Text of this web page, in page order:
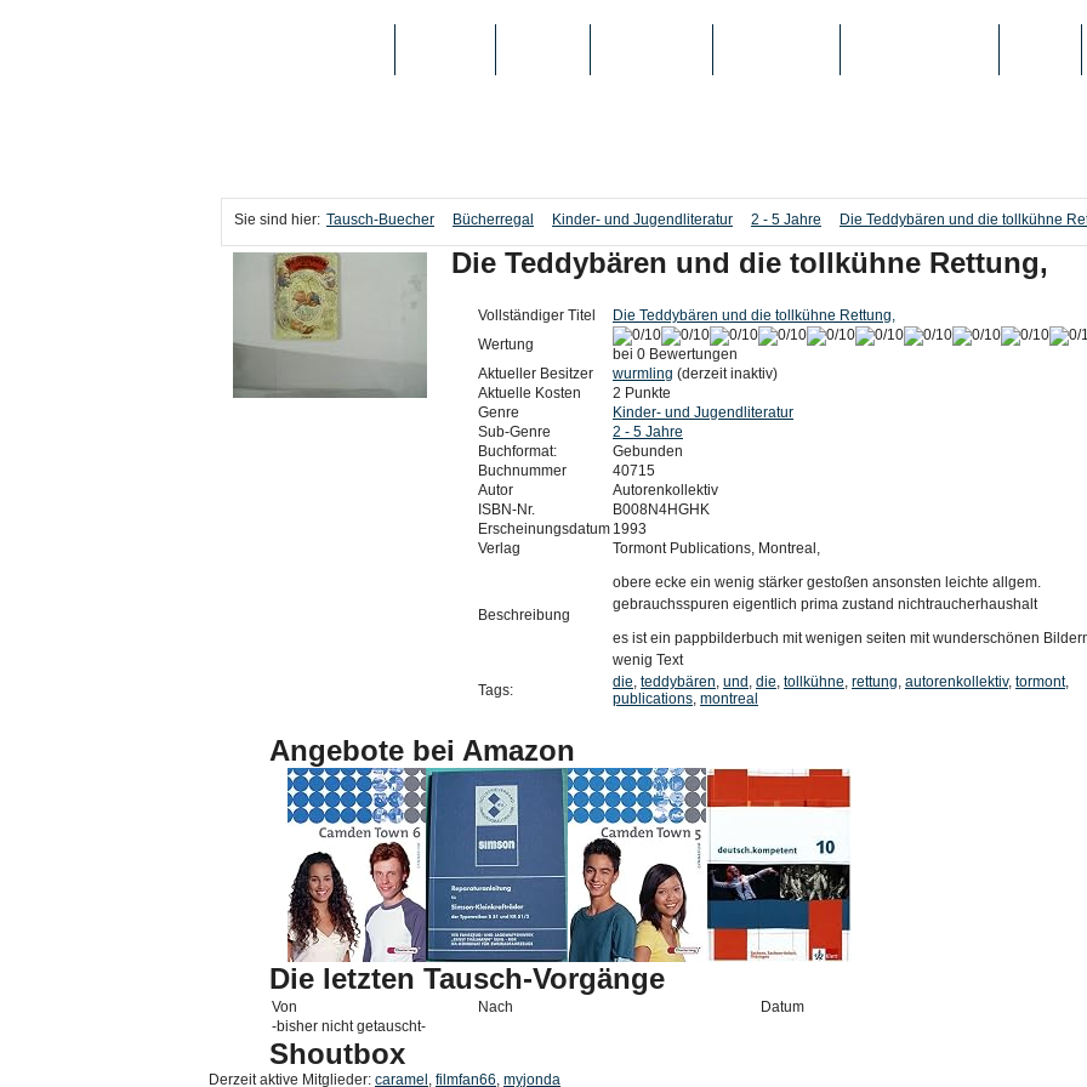
Sie sind hier: Tausch-Buecher Bücherregal Kinder- und Jugendliteratur 2 - 5 Jahre Die Teddybären und die tollkühne
Die Teddybären und die tollkühne Rettung,
Vollständiger Titel
Die Teddybären und die tollkühne Rettung,
Wertung
bei 0 Bewertungen
Aktueller Besitzer
wurmling (derzeit inaktiv)
Aktuelle Kosten
2 Punkte
Genre
Kinder- und Jugendliteratur
Sub-Genre
2 - 5 Jahre
Buchformat:
Gebunden
Buchnummer
40715
Autor
Autorenkollektiv
ISBN-Nr.
B008N4HGHK
Erscheinungsdatum 1993
Verlag
Tormont Publications, Montreal,
Beschreibung
obere ecke ein wenig stärker gestoßen ansonsten leichte allgem.
gebrauchsspuren eigentlich prima zustand nichtraucherhaushalt
es ist ein pappbilderbuch mit wenigen seiten mit wunderschönen
wenig Text
Tags:
die, teddybären, und , die, tollkühne, rettung, autorenkollektiv, tormont,
publications, montreal
Angebote bei Amazon
Die letzten Tausch-Vorgänge
Von Nach
Datum
-bisher nicht getauscht-
Shoutbox
Derzeit aktive Mitglieder: caramel , filmfan66, myjonda